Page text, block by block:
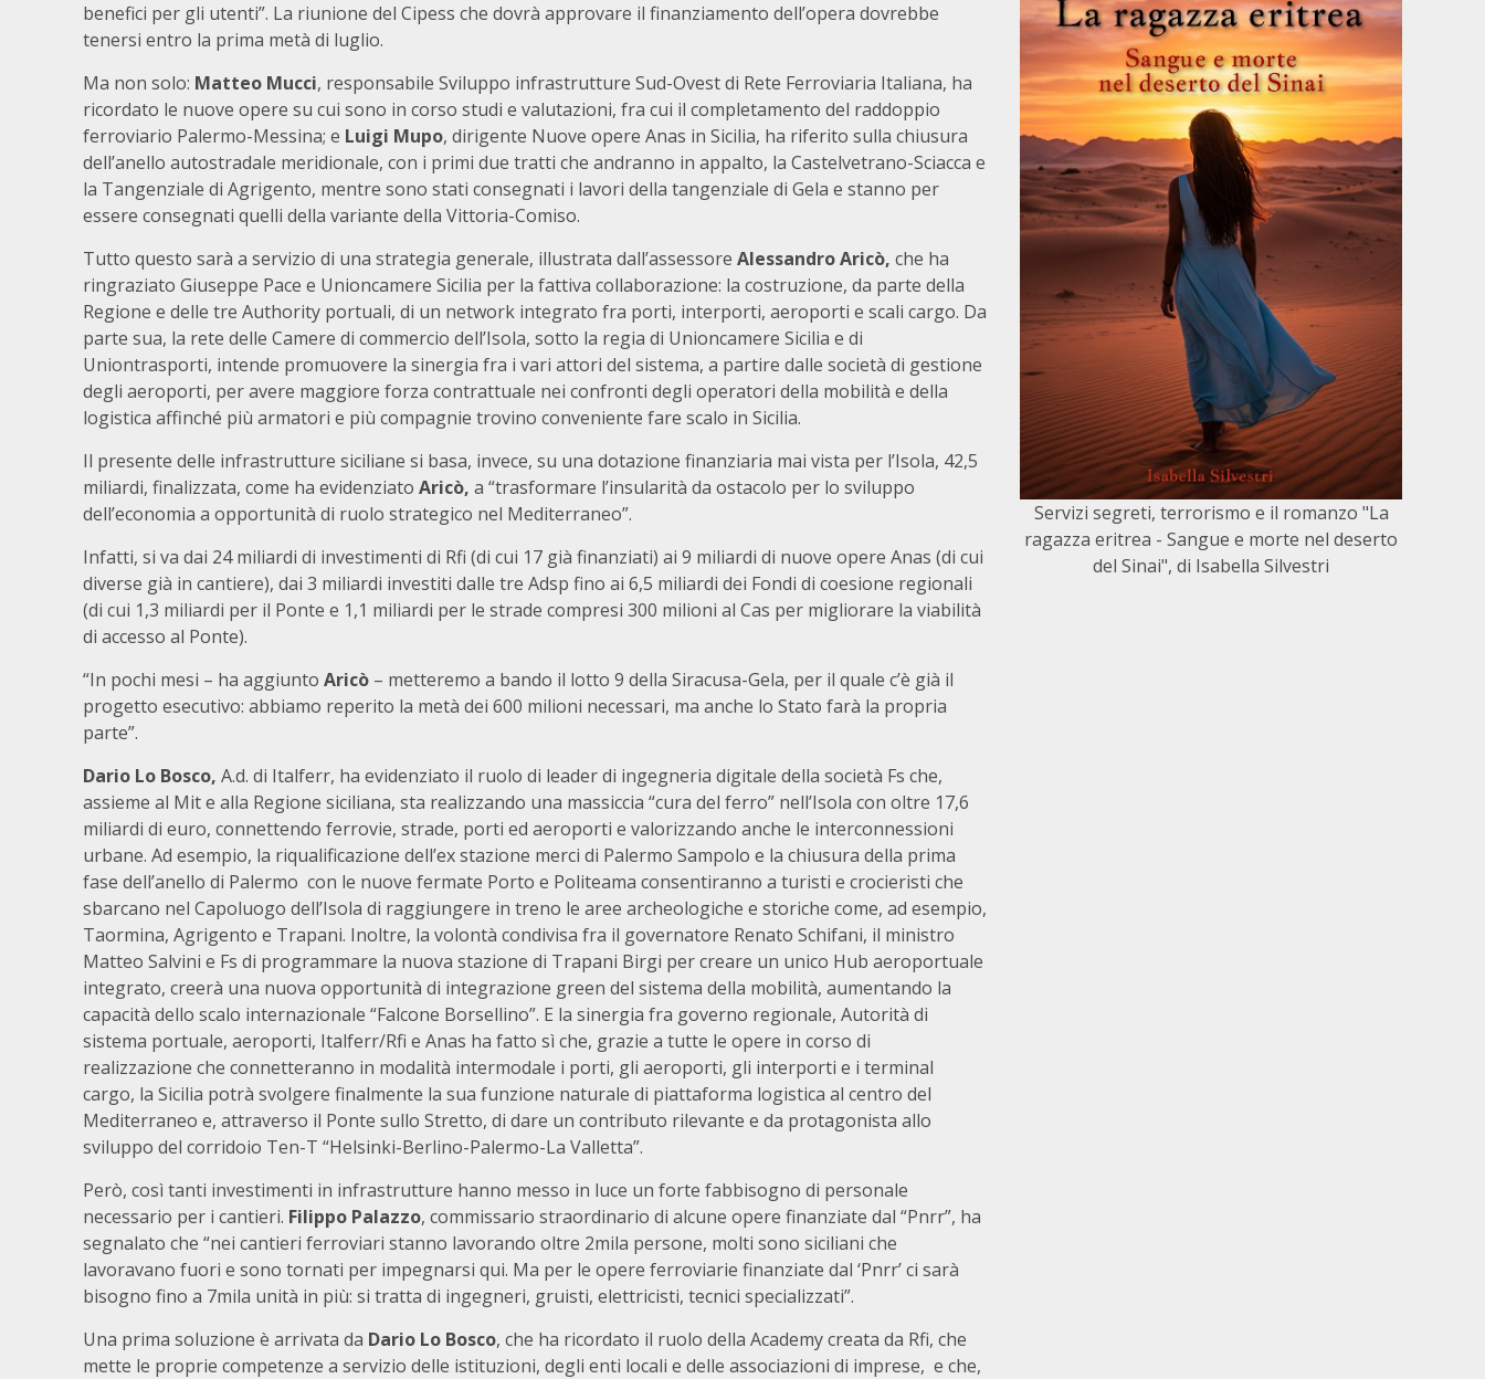
benefici per gli utenti”. La riunione del Cipess che dovrà approvare il finanziamento dell’opera dovrebbe
tenersi entro la prima metà di luglio.
Ma non solo: Matteo Mucci, responsabile Sviluppo infrastrutture Sud-Ovest di Rete Ferroviaria Italiana, ha
ricordato le nuove opere su cui sono in corso studi e valutazioni, fra cui il completamento del raddoppio
ferroviario Palermo-Messina; e Luigi Mupo, dirigente Nuove opere Anas in Sicilia, ha riferito sulla chiusura
dell’anello autostradale meridionale, con i primi due tratti che andranno in appalto, la Castelvetrano-Sciacca e
la Tangenziale di Agrigento, mentre sono stati consegnati i lavori della tangenziale di Gela e stanno per
essere consegnati quelli della variante della Vittoria-Comiso.
Tutto questo sarà a servizio di una strategia generale, illustrata dall’assessore Alessandro Aricò, che ha
ringraziato Giuseppe Pace e Unioncamere Sicilia per la fattiva collaborazione: la costruzione, da parte della
Regione e delle tre Authority portuali, di un network integrato fra porti, interporti, aeroporti e scali cargo. Da
parte sua, la rete delle Camere di commercio dell’Isola, sotto la regia di Unioncamere Sicilia e di
Uniontrasporti, intende promuovere la sinergia fra i vari attori del sistema, a partire dalle società di gestione
degli aeroporti, per avere maggiore forza contrattuale nei confronti degli operatori della mobilità e della
logistica affinché più armatori e più compagnie trovino conveniente fare scalo in Sicilia.
Il presente delle infrastrutture siciliane si basa, invece, su una dotazione finanziaria mai vista per l’Isola, 42,5
miliardi, finalizzata, come ha evidenziato Aricò, a “trasformare l’insularità da ostacolo per lo sviluppo
dell’economia a opportunità di ruolo strategico nel Mediterraneo”.
Infatti, si va dai 24 miliardi di investimenti di Rfi (di cui 17 già finanziati) ai 9 miliardi di nuove opere Anas (di cui
diverse già in cantiere), dai 3 miliardi investiti dalle tre Adsp fino ai 6,5 miliardi dei Fondi di coesione regionali
(di cui 1,3 miliardi per il Ponte e 1,1 miliardi per le strade compresi 300 milioni al Cas per migliorare la viabilità
di accesso al Ponte).
“In pochi mesi – ha aggiunto Aricò – metteremo a bando il lotto 9 della Siracusa-Gela, per il quale c’è già il
progetto esecutivo: abbiamo reperito la metà dei 600 milioni necessari, ma anche lo Stato farà la propria
parte”.
Dario Lo Bosco, A.d. di Italferr, ha evidenziato il ruolo di leader di ingegneria digitale della società Fs che,
assieme al Mit e alla Regione siciliana, sta realizzando una massiccia “cura del ferro” nell’Isola con oltre 17,6
miliardi di euro, connettendo ferrovie, strade, porti ed aeroporti e valorizzando anche le interconnessioni
urbane. Ad esempio, la riqualificazione dell’ex stazione merci di Palermo Sampolo e la chiusura della prima
fase dell’anello di Palermo con le nuove fermate Porto e Politeama consentiranno a turisti e crocieristi che
sbarcano nel Capoluogo dell’Isola di raggiungere in treno le aree archeologiche e storiche come, ad esempio,
Taormina, Agrigento e Trapani. Inoltre, la volontà condivisa fra il governatore Renato Schifani, il ministro
Matteo Salvini e Fs di programmare la nuova stazione di Trapani Birgi per creare un unico Hub aeroportuale
integrato, creerà una nuova opportunità di integrazione green del sistema della mobilità, aumentando la
capacità dello scalo internazionale “Falcone Borsellino”. E la sinergia fra governo regionale, Autorità di
sistema portuale, aeroporti, Italferr/Rfi e Anas ha fatto sì che, grazie a tutte le opere in corso di
realizzazione che connetteranno in modalità intermodale i porti, gli aeroporti, gli interporti e i terminal
cargo, la Sicilia potrà svolgere finalmente la sua funzione naturale di piattaforma logistica al centro del
Mediterraneo e, attraverso il Ponte sullo Stretto, di dare un contributo rilevante e da protagonista allo
sviluppo del corridoio Ten-T “Helsinki-Berlino-Palermo-La Valletta”.
Però, così tanti investimenti in infrastrutture hanno messo in luce un forte fabbisogno di personale
necessario per i cantieri. Filippo Palazzo, commissario straordinario di alcune opere finanziate dal “Pnrr”, ha
segnalato che “nei cantieri ferroviari stanno lavorando oltre 2mila persone, molti sono siciliani che
lavoravano fuori e sono tornati per impegnarsi qui. Ma per le opere ferroviarie finanziate dal ‘Pnrr’ ci sarà
bisogno fino a 7mila unità in più: si tratta di ingegneri, gruisti, elettricisti, tecnici specializzati”.
Una prima soluzione è arrivata da Dario Lo Bosco, che ha ricordato il ruolo della Academy creata da Rfi, che
mette le proprie competenze a servizio delle istituzioni, degli enti locali e delle associazioni di imprese, e che,
Servizi segreti, terrorismo e il romanzo "La
ragazza eritrea - Sangue e morte nel deserto
del Sinai", di Isabella Silvestri